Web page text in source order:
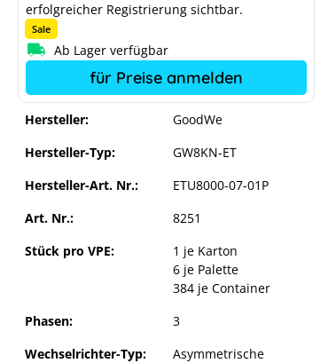
GoodWe ET Plus 16A - GW8KN-ET
Lynx Home F Plus
blockiert.
Hersteller:
GoodWe
Hersteller-Typ:
GW8KN-ET
Hersteller-Art. Nr.:
ETU8000-07-01P
Art. Nr.:
8251
Stück pro VPE:
1 je Karton
6 je Palette
384 je Container
Phasen:
3
Wechselrichter-Typ:
Asymmetrische
erfolgreicher Registrierung sichtbar.
Sale
Ab Lager verfügbar
für Preise anmelden